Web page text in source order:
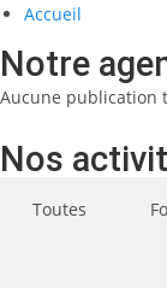
Accueil
Notre
Aucune publication
Nos
Toutes